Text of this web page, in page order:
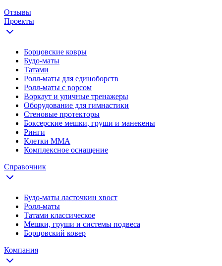
Отзывы
Проекты
Борцовские ковры
Будо-маты
Татами
Ролл-маты для единоборств
Ролл-маты с ворсом
Воркаут и уличные тренажеры
Оборудование для гимнастики
Стеновые протекторы
Боксерские мешки, груши и манекены
Ринги
Клетки ММА
Комплексное оснащение
Справочник
Будо-маты ласточкин хвост
Ролл-маты
Татами классическое
Мешки, груши и системы подвеса
Борцовский ковер
Компания